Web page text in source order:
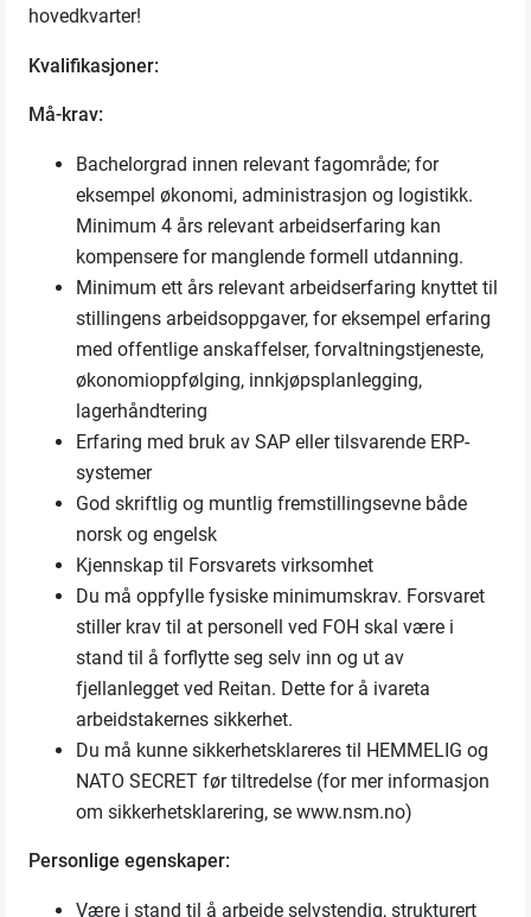
hovedkvarter!
Kvalifikasjoner:
Må-krav:
Bachelorgrad innen relevant fagområde; for
eksempel økonomi, administrasjon og logistikk.
Minimum 4 års relevant arbeidserfaring kan
kompensere for manglende formell utdanning.
Minimum ett års relevant arbeidserfaring knyttet til
stillingens arbeidsoppgaver, for eksempel erfaring
med offentlige anskaffelser, forvaltningstjeneste,
økonomioppfølging, innkjøpsplanlegging,
lagerhåndtering
Erfaring med bruk av SAP eller tilsvarende ERP-
systemer
God skriftlig og muntlig fremstillingsevne både
norsk og engelsk
Kjennskap til Forsvarets virksomhet
Du må oppfylle fysiske minimumskrav. Forsvaret
stiller krav til at personell ved FOH skal være i
stand til å forflytte seg selv inn og ut av
fjellanlegget ved Reitan. Dette for å ivareta
arbeidstakernes sikkerhet.
Du må kunne sikkerhetsklareres til HEMMELIG og
NATO SECRET før tiltredelse (for mer informasjon
om sikkerhetsklarering, se www.nsm.no)
Personlige egenskaper:
Være i stand til å arbeide selvstendig, strukturert